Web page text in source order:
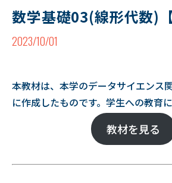
数学基礎03(線形代数)【
2023/10/01
本教材は、本学のデータサイエンス
に作成したものです。学生への教育
教材を見る